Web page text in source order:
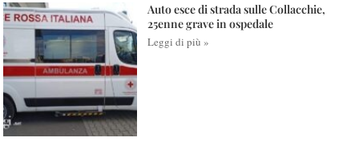
Auto esce di strada sulle Collacchie,
25enne grave in ospedale
Leggi di più »